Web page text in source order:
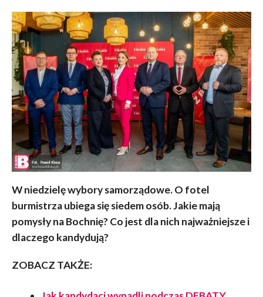
W niedzielę wybory samorządowe. O fotel
burmistrza ubiega się siedem osób. Jakie mają
pomysły na Bochnię? Co jest dla nich najważniejsze i
dlaczego kandydują?
ZOBACZ TAKŻE: